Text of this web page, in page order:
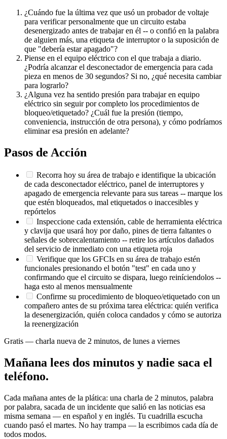
¿Cuándo fue la última vez que usó un probador de voltaje
para verificar personalmente que un circuito estaba
desenergizado antes de trabajar en él -- o confió en la palabra
de alguien más, una etiqueta de interruptor o la suposición de
que "debería estar apagado"?
Piense en el equipo eléctrico con el que trabaja a diario.
¿Podría alcanzar el desconectador de emergencia para cada
pieza en menos de 30 segundos? Si no, ¿qué necesita cambiar
para lograrlo?
¿Alguna vez ha sentido presión para trabajar en equipo
eléctrico sin seguir por completo los procedimientos de
bloqueo/etiquetado? ¿Cuál fue la presión (tiempo,
conveniencia, instrucción de otra persona), y cómo podríamos
eliminar esa presión en adelante?
Pasos de Acción
Recorra hoy su área de trabajo e identifique la ubicación
de cada desconectador eléctrico, panel de interruptores y
apagado de emergencia relevante para sus tareas -- marque los
que estén bloqueados, mal etiquetados o inaccesibles y
repórtelos
Inspeccione cada extensión, cable de herramienta eléctrica
y clavija que usará hoy por daño, pines de tierra faltantes o
señales de sobrecalentamiento -- retire los artículos dañados
del servicio de inmediato con una etiqueta roja
Verifique que los GFCIs en su área de trabajo estén
funcionales presionando el botón "test" en cada uno y
confirmando que el circuito se dispara, luego reiníciendolos --
haga esto al menos mensualmente
Confirme su procedimiento de bloqueo/etiquetado con un
compañero antes de su próxima tarea eléctrica: quién verifica
la desenergización, quién coloca candados y cómo se autoriza
la reenergización
Gratis — charla nueva de 2 minutos, de lunes a viernes
Mañana lees dos minutos y nadie saca el
teléfono.
Cada mañana antes de la plática: una charla de 2 minutos, palabra
por palabra, sacada de un incidente que salió en las noticias esa
misma semana — en español y en inglés. Tu cuadrilla escucha
cuando pasó el martes. No hay trampa — la escribimos cada día de
todos modos.